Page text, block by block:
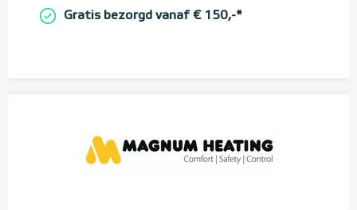
Gratis bezorgd vanaf € 150,-*